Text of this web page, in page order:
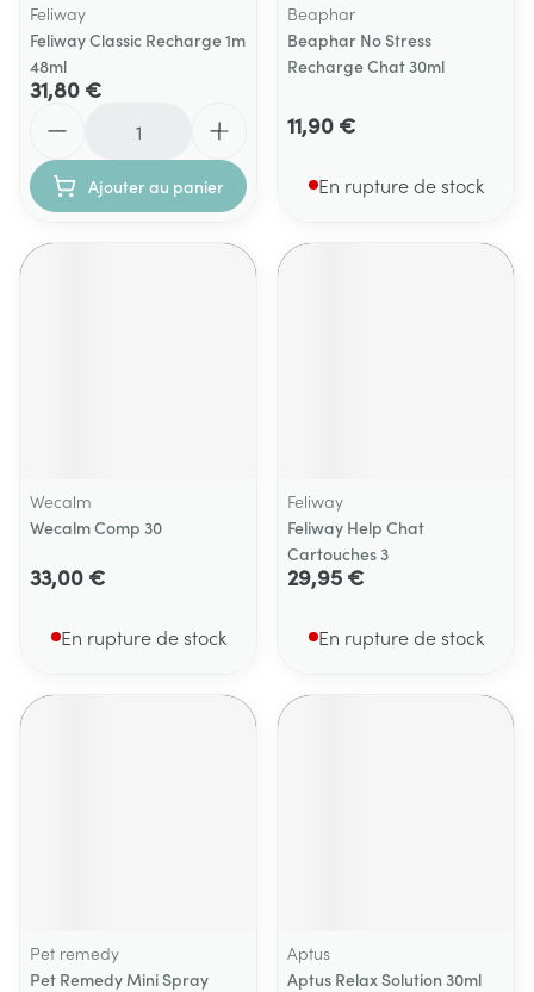
Feliway
Feliway Classic Recharge 1m
48ml
31,80 €
Ajouter au panier
Beaphar
Beaphar No Stress
Recharge Chat 30ml
11,90 €
En rupture de stock
Wecalm
Wecalm Comp 30
33,00 €
En rupture de stock
Feliway
Feliway Help Chat
Cartouches 3
29,95 €
En rupture de stock
Pet remedy
Pet Remedy Mini Spray
Aptus
Aptus Relax Solution 30ml